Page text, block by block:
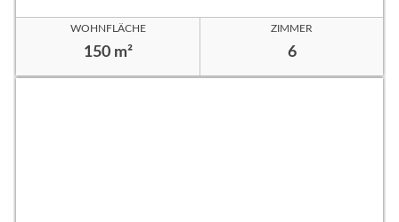
WOHNFLÄCHE
150 m²
ZIMMER
6